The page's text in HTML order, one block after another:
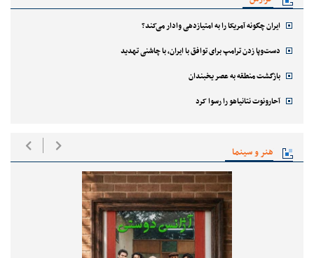
ایران چگونه آمریکا را به امتیازدهی وادار می‌کند؟
دست‌وپا زدن ترامپ برای توافق با ایران، با چاشنی تهدید
بازگشت منطقه به عصر یخبندان
آحارونوت نتانیاهو را رسوا کرد
هنر و سینما